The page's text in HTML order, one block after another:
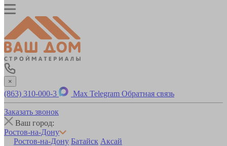
×
(863) 310-000-3 Max Telegram Обратная связь
Заказать звонок
Ваш город:
Ростов-на-Дону
Ростов-на-Дону Батайск Аксай